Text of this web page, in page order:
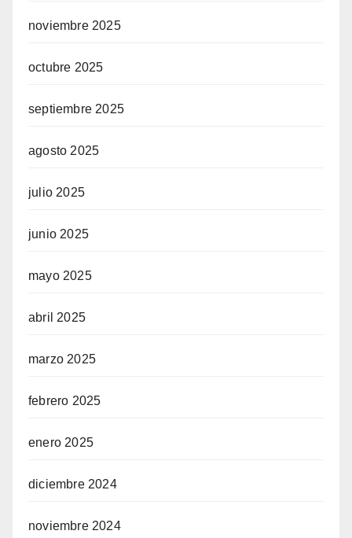
noviembre 2025
octubre 2025
septiembre 2025
agosto 2025
julio 2025
junio 2025
mayo 2025
abril 2025
marzo 2025
febrero 2025
enero 2025
diciembre 2024
noviembre 2024